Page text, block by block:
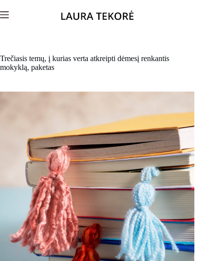
Trečiasis temų, į kurias verta atkreipti dėmesį renkantis
mokyklą, paketas